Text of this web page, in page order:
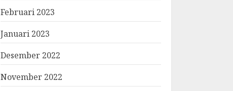
Februari 2023
Januari 2023
Desember 2022
November 2022